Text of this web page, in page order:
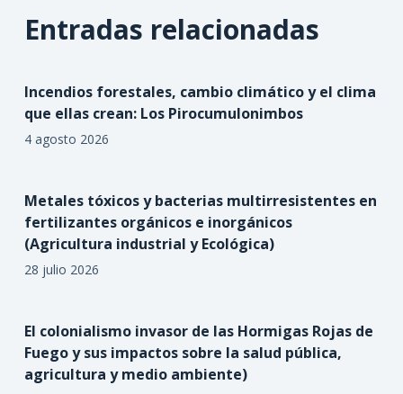
Entradas relacionadas
Incendios forestales, cambio climático y el clima
que ellas crean: Los Pirocumulonimbos
4 agosto 2026
Metales tóxicos y bacterias multirresistentes en
fertilizantes orgánicos e inorgánicos
(Agricultura industrial y Ecológica)
28 julio 2026
El colonialismo invasor de las Hormigas Rojas de
Fuego y sus impactos sobre la salud pública,
agricultura y medio ambiente)